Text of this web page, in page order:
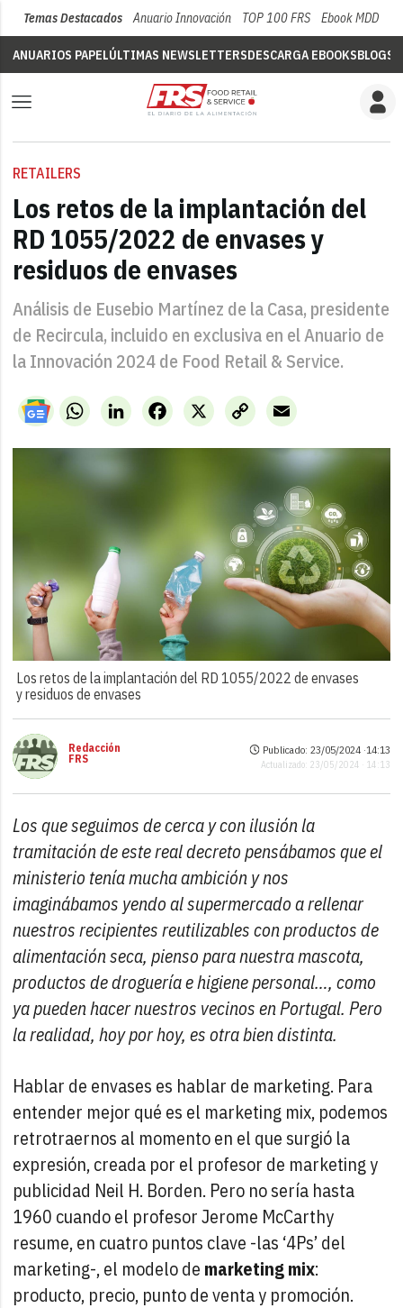
Temas Destacados Anuario Innovación TOP 100 FRS Ebook MDD
ANUARIOS PAPELÚLTIMAS NEWSLETTERSDESCARGA EBOOKSBLOGS
RETAILERS
Los retos de la implantación del
RD 1055/2022 de envases y
residuos de envases
Análisis de Eusebio Martínez de la Casa, presidente
de Recircula, incluido en exclusiva en el Anuario de
la Innovación 2024 de Food Retail & Service.
WhatsAppLinkedIn X
Facebook
Copy
Link
Email
Los retos de la implantación del RD 1055/2022 de envases
y residuos de envases
Redacción
FRS
Publicado: 23/05/2024 ·14:13
Actualizado: 23/05/2024 · 14:13
Los que seguimos de cerca y con ilusión la
tramitación de este real decreto pensábamos que el
ministerio tenía mucha ambición y nos
imaginábamos yendo al supermercado a rellenar
nuestros recipientes reutilizables con productos de
alimentación seca, pienso para nuestra mascota,
productos de droguería e higiene personal…, como
ya pueden hacer nuestros vecinos en Portugal. Pero
la realidad, hoy por hoy, es otra bien distinta.
Hablar de envases es hablar de marketing. Para
entender mejor qué es el marketing mix, podemos
retrotraernos al momento en el que surgió la
expresión, creada por el profesor de marketing y
publicidad Neil H. Borden. Pero no sería hasta
1960 cuando el profesor Jerome McCarthy
resume, en cuatro puntos clave -las ‘4Ps’ del
marketing-, el modelo de marketing mix:
producto, precio, punto de venta y promoción.